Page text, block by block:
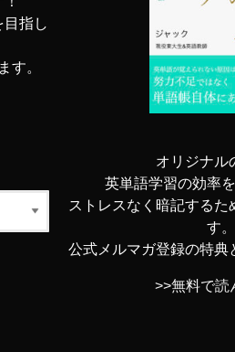
目指し
す。
オリジナル
英単語学習の効率
ストレスなく暗記するた
す。
公式メルマガ登録の特典
>>無料で読